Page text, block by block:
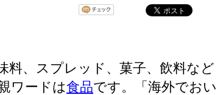
料、スプレッド、菓子、飲料など
ワードは食品です。「海外でおい